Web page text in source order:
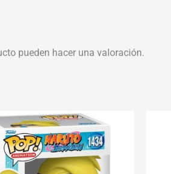
pueden hacer una valoración.